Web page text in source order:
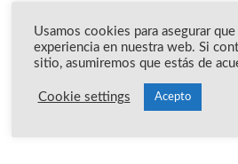
Usamos cookies para asegurar
experiencia en nuestra web. Si
sitio, asumiremos que estás de
Cookie settings Acepto